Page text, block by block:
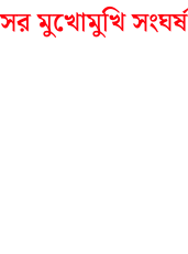
মুখোমুখি সংঘর্ষ